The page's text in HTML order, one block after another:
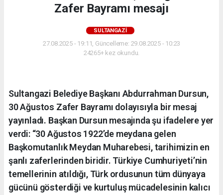
Zafer Bayramı mesajı
SULTANGAZI
27.08.2025 - 19:11, Güncelleme: 29.08.2025 - 10:23
24265+ kez okundu.
Sultangazi Belediye Başkanı Abdurrahman Dursun,
30 Ağustos Zafer Bayramı dolayısıyla bir mesaj
yayınladı. Başkan Dursun mesajında şu ifadelere yer
verdi: “30 Ağustos 1922’de meydana gelen
Başkomutanlık Meydan Muharebesi, tarihimizin en
şanlı zaferlerinden biridir. Türkiye Cumhuriyeti’nin
temellerinin atıldığı, Türk ordusunun tüm dünyaya
gücünü gösterdiği ve kurtuluş mücadelesinin kalıcı